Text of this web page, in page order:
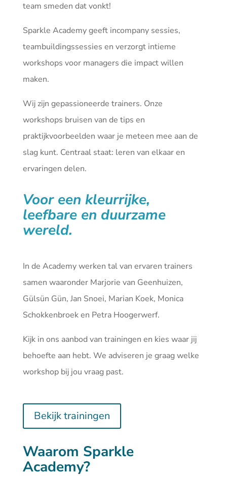
team smeden dat vonkt!
Sparkle Academy geeft incompany sessies,
teambuildingssessies en verzorgt intieme
workshops voor managers die impact willen
maken.
Wij zijn gepassioneerde trainers. Onze
workshops bruisen van de tips en
praktijkvoorbeelden waar je meteen mee aan de
slag kunt. Centraal staat: leren van elkaar en
ervaringen delen.
Voor een kleurrijke,
leefbare en duurzame
wereld.
In de Academy werken tal van ervaren trainers
samen waaronder Marjorie van Geenhuizen,
Gülsün Gün, Jan Snoei, Marian Koek, Monica
Schokkenbroek en Petra Hoogerwerf.
Kijk in ons aanbod van trainingen en kies waar jij
behoefte aan hebt. We adviseren je graag welke
workshop bij jou vraag past.
Bekijk trainingen
Waarom Sparkle
Academy?